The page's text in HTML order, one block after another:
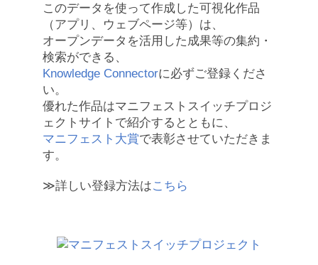
このデータを使って作成した可視化作品
（アプリ、ウェブページ等）は、
オープンデータを活用した成果等の集約・
検索ができる、
Knowledge Connectorに必ずご登録くださ
い。
優れた作品はマニフェストスイッチプロジ
ェクトサイトで紹介するとともに、
マニフェスト大賞で表彰させていただきま
す。
≫詳しい登録方法はこちら